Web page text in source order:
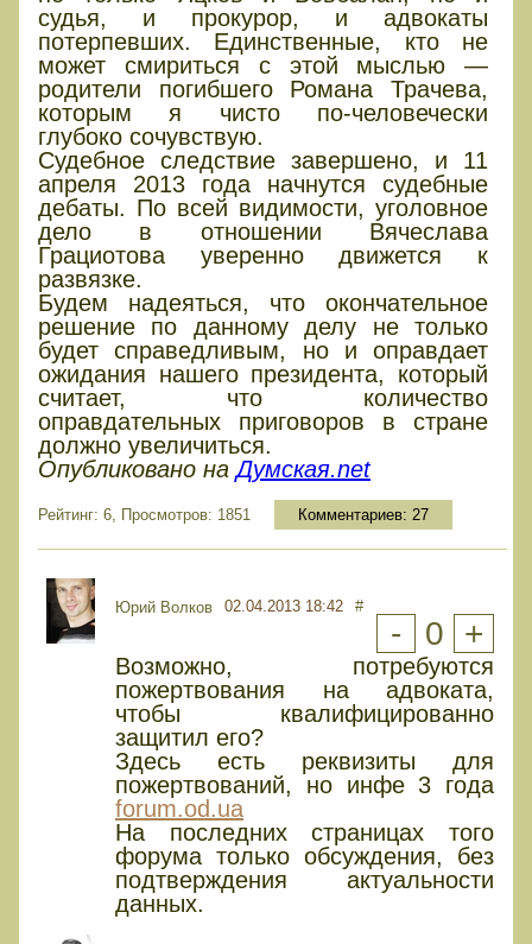
судья, и прокурор, и адвокаты
потерпевших. Единственные, кто не
может смириться с этой мыслью —
родители погибшего Романа Трачева,
которым я чисто по-человечески
глубоко сочувствую.
Судебное следствие завершено, и 11
апреля 2013 года начнутся судебные
дебаты. По всей видимости, уголовное
дело в отношении Вячеслава
Грациотова уверенно движется к
развязке.
Будем надеяться, что окончательное
решение по данному делу не только
будет справедливым, но и оправдает
ожидания нашего президента, который
считает, что количество
оправдательных приговоров в стране
должно увеличиться.
Опубликовано наДумская.net
Рейтинг: 6, Просмотров: 1851 Комментариев: 27
Юрий Волков 02.04.2013 18:42 #
- 0 +
Возможно, потребуются
пожертвования на адвоката,
чтобы квалифицированно
защитил его?
Здесь есть реквизиты для
пожертвований, но инфе 3 года
forum.od.ua
На последних страницах того
форума только обсуждения, без
подтверждения актуальности
данных.